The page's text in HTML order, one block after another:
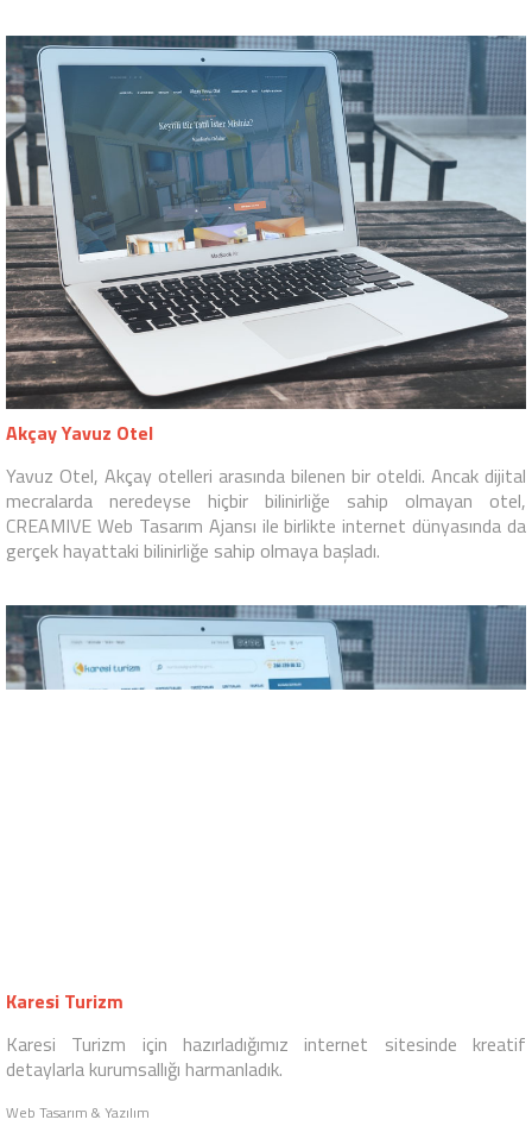
Akçay Yavuz Otel
Yavuz Otel, Akçay otelleri arasında bilenen bir oteldi. Ancak dijital
mecralarda neredeyse hiçbir bilinirliğe sahip olmayan otel,
CREAMIVE Web Tasarım Ajansı ile birlikte internet dünyasında da
gerçek hayattaki bilinirliğe sahip olmaya başladı.
Karesi Turizm
Karesi Turizm için hazırladığımız internet sitesinde kreatif
detaylarla kurumsallığı harmanladık.
Web Tasarım & Yazılım